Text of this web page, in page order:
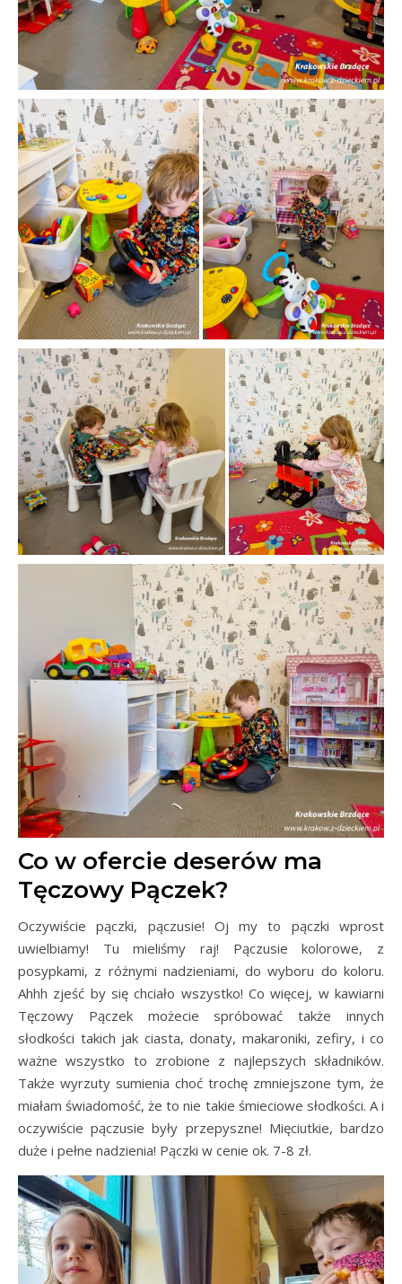
Co w ofercie deserów ma
Tęczowy Pączek?
Oczywiście pączki, pączusie! Oj my to pączki wprost
uwielbiamy! Tu mieliśmy raj! Pączusie kolorowe, z
posypkami, z różnymi nadzieniami, do wyboru do koloru.
Ahhh zjeść by się chciało wszystko! Co więcej, w kawiarni
Tęczowy Pączek możecie spróbować także innych
słodkości takich jak ciasta, donaty, makaroniki, zefiry, i co
ważne wszystko to zrobione z najlepszych składników.
Także wyrzuty sumienia choć trochę zmniejszone tym, że
miałam świadomość, że to nie takie śmieciowe słodkości. A i
oczywiście pączusie były przepyszne! Mięciutkie, bardzo
duże i pełne nadzienia! Pączki w cenie ok. 7-8 zł.